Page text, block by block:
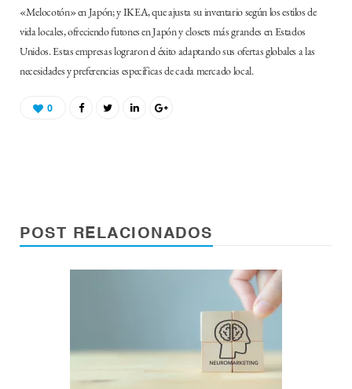
«Melocotón» en Japón; y IKEA, que ajusta su inventario según los estilos de
vida locales, ofreciendo futones en Japón y closets más grandes en Estados
Unidos. Estas empresas lograron el éxito adaptando sus ofertas globales a las
necesidades y preferencias específicas de cada mercado local.
0
POST RELACIONADOS